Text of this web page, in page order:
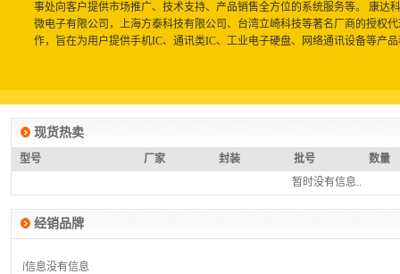
事处向客户提供市场推广、技术支持、产品销售全方位的系统服务等。 康达
微电子有限公司，上海方泰科技有限公司、台湾立崎科技等著名厂商的授权
作，旨在为用户提供手机IC、通讯类IC、工业电子硬盘、网络通讯设备等产
现货热卖
型号 厂家 封装 批号
数量
暂时没有信息..
经销品牌
有信息没有信息